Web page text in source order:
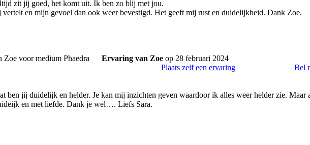
zit jij goed, het komt uit. Ik ben zo blij met jou.
en mijn gevoel dan ook weer bevestigd. Het geeft mij rust en duidelijkheid. Dank Zoe.
Ervaring van Zoe op 28 februari 2024
Plaats zelf een ervaring
Bel
ben jij duidelijk en helder. Je kan mij inzichten geven waardoor ik alles weer helder zie. Maar
en met liefde. Dank je wel…. Liefs Sara.